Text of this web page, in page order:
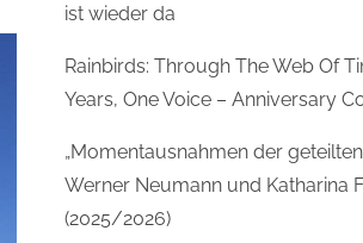
ist wieder da
Rainbirds: Through The Web Of
Years, One Voice – Anniversary
„Momentausnahmen der
Werner Neumann und Katharina
(2025/2026)